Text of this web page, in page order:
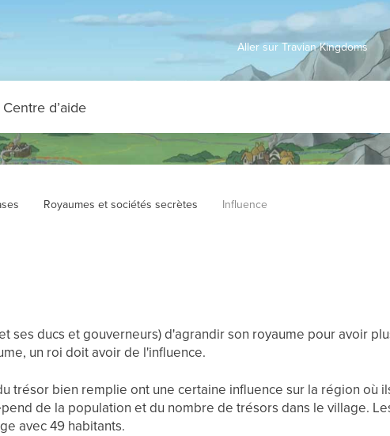
Aller sur Travian Kingdoms
Royaumes et sociétés secrètes Influence
ses ducs et gouverneurs) d'agrandir son royaume pour avoir
un roi doit avoir de l'influence.
trésor bien remplie ont une certaine influence sur la région où
de la population et du nombre de trésors dans le village.
avec 49 habitants.